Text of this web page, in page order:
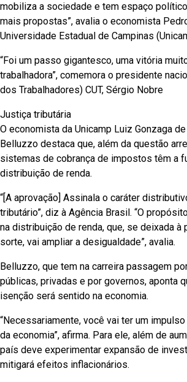
mobiliza a sociedade e tem espaço
mais propostas”, avalia o economista
Universidade Estadual de Campinas
“Foi um passo gigantesco, uma vitória
trabalhadora”, comemora o presidente
dos Trabalhadores) CUT, Sérgio Nobre
Justiça tributária
O economista da Unicamp Luiz Gonzaga
Belluzzo destaca que, além da questão
sistemas de cobrança de impostos têm a
distribuição de renda.
“[A aprovação] Assinala o caráter
tributário”, diz à Agência Brasil. “O
na distribuição de renda, que, se deixada à
sorte, vai ampliar a desigualdade”, avalia.
Belluzzo, que tem na carreira passagem
públicas, privadas e por governos, aponta
isenção será sentido na economia.
“Necessariamente, você vai ter um
da economia”, afirma. Para ele, além de
país deve experimentar expansão de
mitigará efeitos inflacionários.